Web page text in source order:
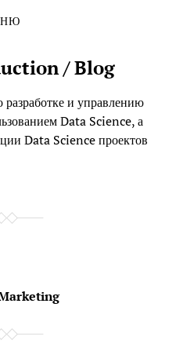
/ Blog
и управлению
Data Science, а
Data Science проектов